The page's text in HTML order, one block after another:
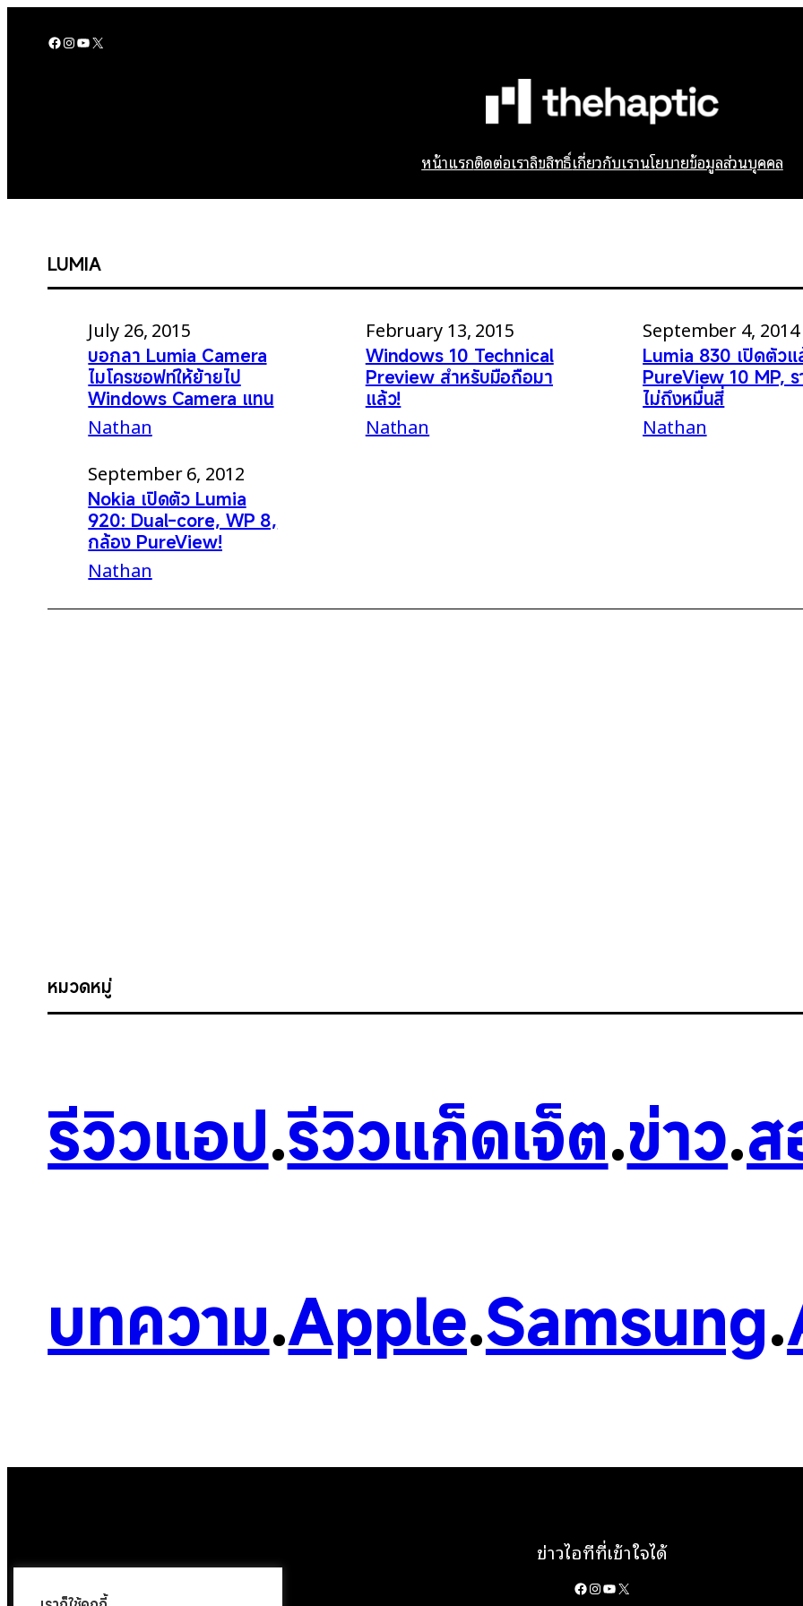
Facebook InstagramYouTube X
หน้าแรกติดต่อเราลิขสิทธิ์เกี่ยวกับเรานโยบายข้อมูลส่วนบุคคล
LUMIA
July 26, 2015
บอกลา Lumia Camera
ไมโครซอฟท์ให้ย้ายไป
Windows Camera แทน
Nathan
February 13, 2015
Windows 10 Technical
Preview สำหรับมือถือมา
แล้ว!
Nathan
September 4, 2014
Lumia 830 เปิดตัวแ
PureView 10 MP, ร
ไม่ถึงหมื่นสี่
Nathan
September 6, 2012
Nokia เปิดตัว Lumia
920: Dual-core, WP 8,
กล้อง PureView!
Nathan
หมวดหมู่
รีวิวแอป.รีวิวแก็ดเจ็ต.ข่าว.ส
บทความ.Apple.Samsung.
ข่าวไอทีที่เข้าใจได้
Facebook
Instagram
YouTube
X